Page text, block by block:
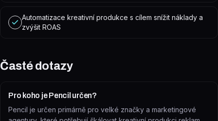
Automatizace kreativní produkce s cílem snížit náklady a
zvýšit ROAS
Časté dotazy
Pro koho je Pencil určen?
Pencil je určen primárně pro velké značky a marketingové